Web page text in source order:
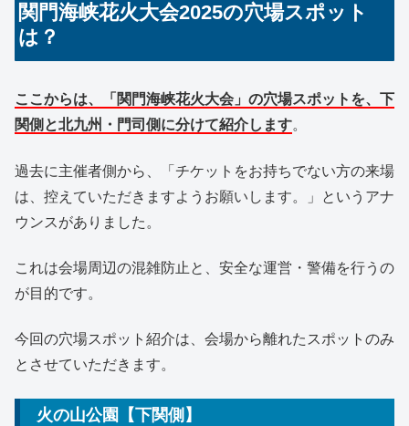
関門海峡花火大会2025の穴場スポット
は？
ここからは、「関門海峡花火大会」の穴場スポットを、下
関側と北九州・門司側に分けて紹介します。
過去に主催者側から、「チケットをお持ちでない方の来場
は、控えていただきますようお願いします。」というアナ
ウンスがありました。
これは会場周辺の混雑防止と、安全な運営・警備を行うの
が目的です。
今回の穴場スポット紹介は、会場から離れたスポットのみ
とさせていただきます。
火の山公園【下関側】